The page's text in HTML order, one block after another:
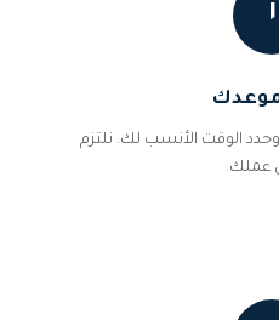
١
الوقت الأنسب لك. نلتزم
عملك.